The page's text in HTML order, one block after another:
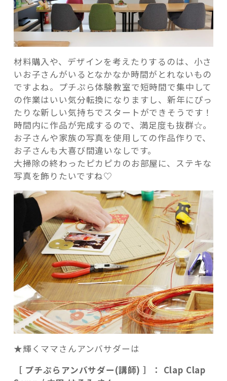
材料購入や、デザインを考えたりするのは、小さ
いお子さんがいるとなかなか時間がとれないもの
ですよね。プチぷら体験教室で短時間で集中して
の作業はいい気分転換になりますし、新年にぴっ
たりな新しい気持ちでスタートができそうです！
時間内に作品が完成するので、満足度も抜群☆。
お子さんや家族の写真を使用しての作品作りで、
お子さんも大喜び間違いなしです。
大掃除の終わったピカピカのお部屋に、ステキな
写真を飾りたいですね♡
★輝くママさんアンバサダーは
［ プチぷらアンバサダー(講師) ］： Clap Clap